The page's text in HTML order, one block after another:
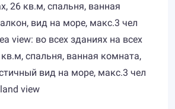
26 кв.м, спальня, ванная
вид на море, макс.3 чел
view: во всех зданиях на всех
спальня, ванная комната,
вид на море, макс.3 чел
view